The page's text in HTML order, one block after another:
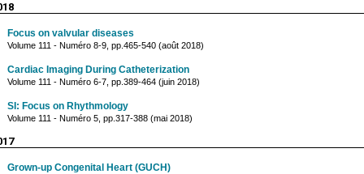
Focus on valvular diseases
Volume 111 - Numéro 8-9, pp.465-540 (août 2018)
Cardiac Imaging During Catheterization
Volume 111 - Numéro 6-7, pp.389-464 (juin 2018)
SI: Focus on Rhythmology
Volume 111 - Numéro 5, pp.317-388 (mai 2018)
Grown-up Congenital Heart (GUCH)